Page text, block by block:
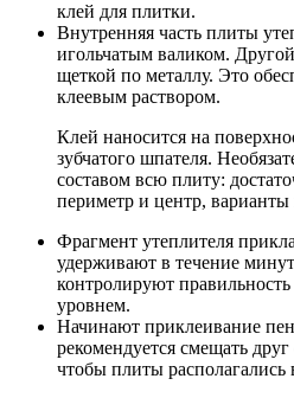
клей для плитки.
Внутренняя часть плиты
игольчатым валиком.
щеткой по металлу. Это
клеевым раствором.
Клей наносится на
зубчатого шпателя.
составом всю плиту:
периметр и центр,
Фрагмент утеплителя
удерживают в течение
контролируют
уровнем.
Начинают приклеивание
рекомендуется смещать
чтобы плиты